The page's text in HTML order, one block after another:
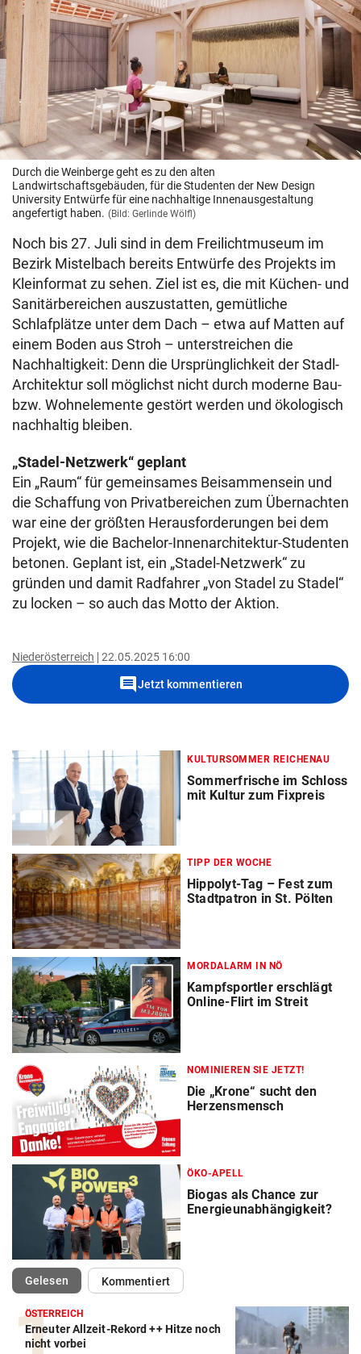
Durch die Weinberge geht es zu den alten
Landwirtschaftsgebäuden, für die Studenten der New Design
University Entwürfe für eine nachhaltige Innenausgestaltung
angefertigt haben. (Bild: Gerlinde Wölfl)
Noch bis 27. Juli sind in dem Freilichtmuseum im
Bezirk Mistelbach bereits Entwürfe des Projekts im
Kleinformat zu sehen. Ziel ist es, die mit Küchen- und
Sanitärbereichen auszustatten, gemütliche
Schlafplätze unter dem Dach – etwa auf Matten auf
einem Boden aus Stroh – unterstreichen die
Nachhaltigkeit: Denn die Ursprünglichkeit der Stadl-
Architektur soll möglichst nicht durch moderne Bau-
bzw. Wohnelemente gestört werden und ökologisch
nachhaltig bleiben.
„Stadel-Netzwerk“ geplant
Ein „Raum“ für gemeinsames Beisammensein und
die Schaffung von Privatbereichen zum Übernachten
war eine der größten Herausforderungen bei dem
Projekt, wie die Bachelor-Innenarchitektur-Studenten
betonen. Geplant ist, ein „Stadel-Netzwerk“ zu
gründen und damit Radfahrer „von Stadel zu Stadel“
zu locken – so auch das Motto der Aktion.
Niederösterreich 22.05.2025 16:00
commentJetzt kommentieren
KULTURSOMMER REICHENAU
Sommerfrische im Schloss
mit Kultur zum Fixpreis
TIPP DER WOCHE
Hippolyt-Tag – Fest zum
Stadtpatron in St. Pölten
MORDALARM IN NÖ
Kampfsportler erschlägt
Online-Flirt im Streit
NOMINIEREN SIE JETZT!
Die „Krone“ sucht den
Herzensmensch
ÖKO-APELL
Biogas als Chance zur
Energieunabhängigkeit?
Gelesen(ausgewählt)Kommentiert
ÖSTERREICH
Erneuter Allzeit-Rekord ++ Hitze noch
nicht vorbei